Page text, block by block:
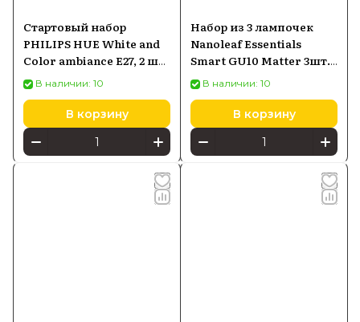
Стартовый набор
PHILIPS HUE White and
Color ambiance E27, 2 шт.
(929002216823)
В наличии: 10
В корзину
Набор из 3 лампочек
Nanoleaf Essentials
Smart GU10 Matter 3шт.
(NF080B023GU10)
В наличии: 10
В корзину